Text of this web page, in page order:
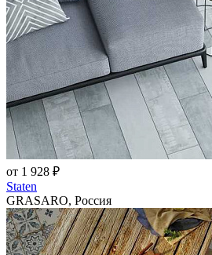
от 1 928 ₽
Staten
GRASARO, Россия